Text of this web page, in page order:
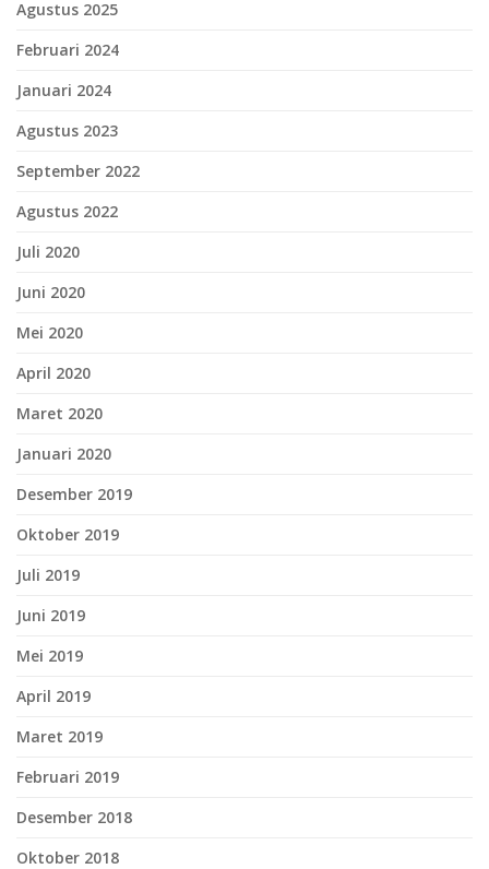
Agustus 2025
Februari 2024
Januari 2024
Agustus 2023
September 2022
Agustus 2022
Juli 2020
Juni 2020
Mei 2020
April 2020
Maret 2020
Januari 2020
Desember 2019
Oktober 2019
Juli 2019
Juni 2019
Mei 2019
April 2019
Maret 2019
Februari 2019
Desember 2018
Oktober 2018